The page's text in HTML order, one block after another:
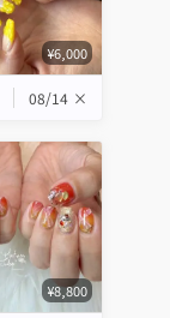
¥6,000
08/14 ×
¥8,800